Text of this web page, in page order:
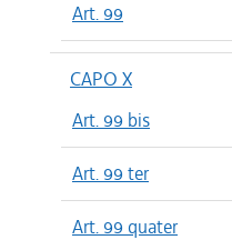
Art. 99
CAPO X
Art. 99 bis
Art. 99 ter
Art. 99 quater